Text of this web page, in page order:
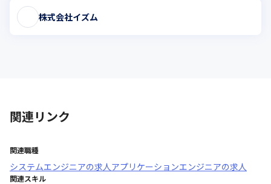
株式会社イズム
関連リンク
関連職種
システムエンジニアの求人アプリケーションエンジニアの求人
関連スキル